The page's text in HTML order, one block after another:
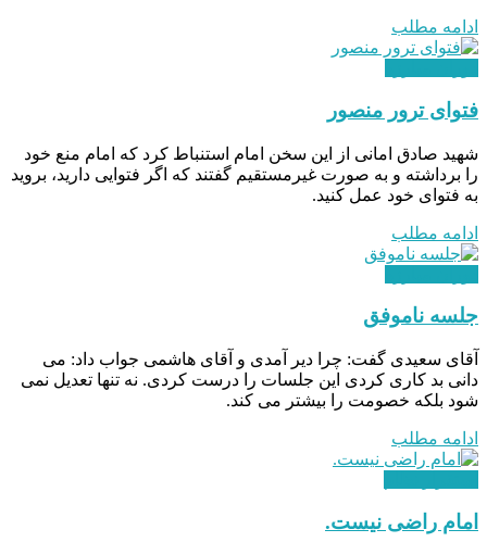
ادامه مطلب
فتوای ترور منصور
شهید صادق امانی از این سخن امام استنباط کرد که امام منع خود
را برداشته و به صورت غیرمستقیم گفتند که اگر فتوایی دارید، بروید
به فتوای خود عمل كنيد.
ادامه مطلب
جلسه ناموفق
آقای سعیدی گفت: چرا دیر آمدی و آقای هاشمی جواب داد: می
دانی بد کاری کردی این جلسات را درست کردی. نه تنها تعدیل نمی
شود بلکه خصومت را بیشتر می کند.
ادامه مطلب
امام راضی نیست.